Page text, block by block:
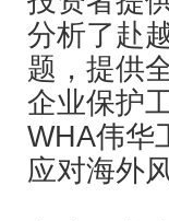
分析了赴
题，提供
企业保护
WHA伟华
应对海外